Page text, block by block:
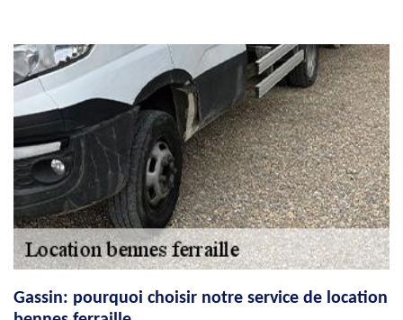
Gassin: pourquoi choisir notre service de location